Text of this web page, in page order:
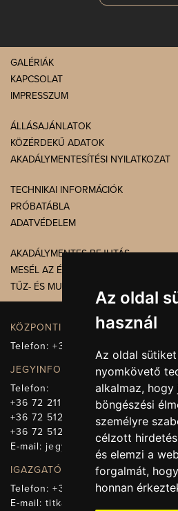
Az oldal
használ
Az oldal
nyomkövető
alkalmaz, hogy
böngészési
személyre
célzott
és elemzi a
forgalmát,
honnan
GALÉRIÁK
KAPCSOLAT
IMPRESSZUM
ÁLLÁSAJÁNLATOK
KÖZÉRDEKŰ ADATOK
AKADÁLYMENTESÍTÉSI NYILATKOZAT
TECHNIKAI INFORMÁCIÓK
PRÓBATÁBLA
ADATVÉDELEM
AKADÁLYMENTES BEJUTÁS
MESÉL AZ ÉPÜLET
TŰZ- ÉS MUNKAVÉDELEM
KÖZPONTI ELÉRHETŐSÉG,
Telefon:+36 72 512-660
JEGYINFORMÁCIÓ
Telefon:
+36 72 211-965
+36 72 512-669
+36 72 512-675
E-mail: jegy@pnsz.hu
IGAZGATÓSÁG, TITKÁRSÁG
Telefon:+36 72 512-671
E-mail:titkarsag@pnsz.hu